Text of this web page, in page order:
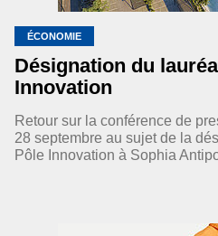
ÉCONOMIE
Désignation du
Innovation
Retour sur la conférence de
28 septembre au sujet de la
Pôle Innovation à Sophia